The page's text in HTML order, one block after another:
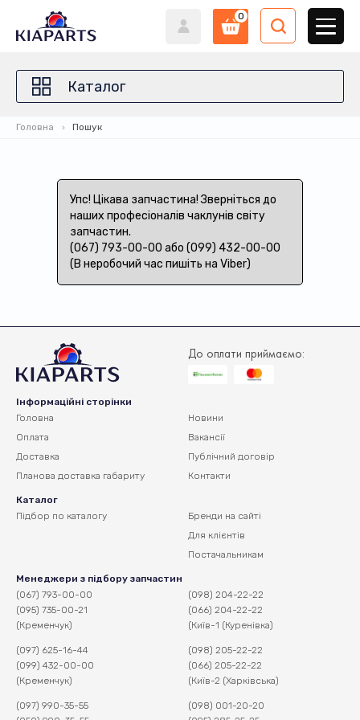
0
Каталог
Головна Пошук
Упс! Цікава запчастина! Зверніться до
наших професіоналів чаклунів світу
запчастин.
(067) 793-00-00 або (099) 432-00-00
(В неробочий час пишіть на Viber)
До оплати приймаємо:
Інформаційні сторінки
Головна
Оплата
Доставка
Планова доставка габариту
Новини
Вакансії
Публічний договір
Контакти
Каталог
Підбор по каталогу
Бренди на сайті
Для клієнтів
Постачальникам
Менеджери з підбору запчастин
(067) 793-00-00
(095) 735-00-21
(Кременчук)
(097) 625-16-44
(099) 432-00-00
(Кременчук)
(097) 990-35-55
(098) 204-22-22
(066) 204-22-22
(Київ-1 (Куренівка)
(098) 205-22-22
(066) 205-22-22
(Київ-2 (Харківська)
(098) 001-20-20